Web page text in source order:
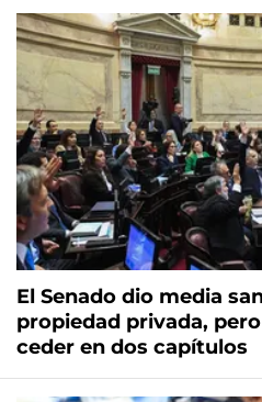
El Senado dio media
propiedad privada,
ceder en dos capítulos